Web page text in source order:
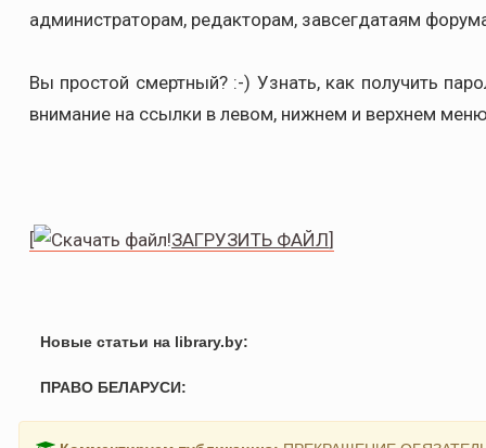
администраторам, редакторам, завсегдатаям
Вы простой смертный? :-) Узнать, как получить
внимание на ссылки в левом, нижнем и верхнем
[ ЗАГРУЗИТЬ ФАЙЛ]
Новые статьи на library.by:
ПРАВО БЕЛАРУСИ: